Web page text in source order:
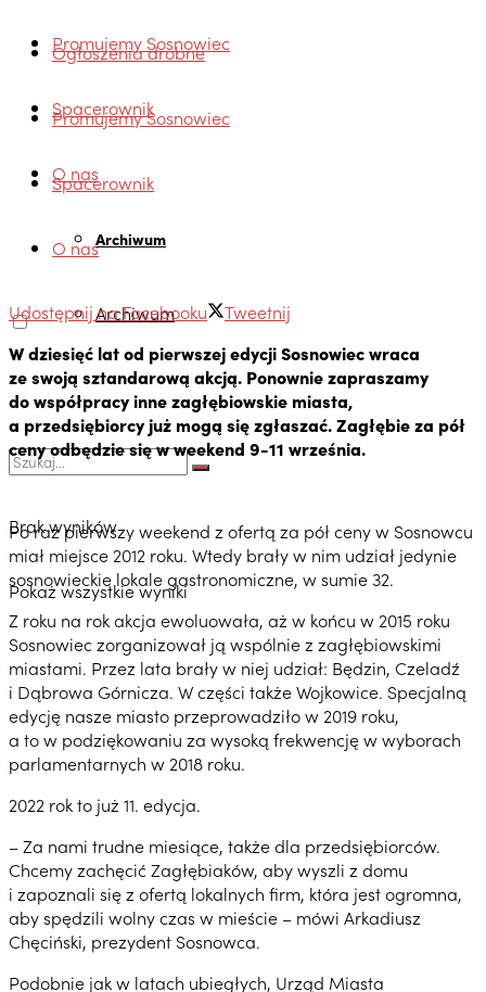
Promujemy Sosnowiec
Spacerownik
O nas
Archiwum
Ogłoszenia drobne
Promujemy Sosnowiec
Spacerownik
O nas
Archiwum
Brak wyników
Pokaż wszystkie wyniki
Udostępnij na Facebooku
Tweetnij
W dziesięć lat od pierwszej edycji Sosnowiec wraca
ze swoją sztandarową akcją. Ponownie zapraszamy
do współpracy inne zagłębiowskie miasta,
a przedsiębiorcy już mogą się zgłaszać. Zagłębie za pół
ceny odbędzie się w weekend 9-11 września.
Po raz pierwszy weekend z ofertą za pół ceny w Sosnowcu
miał miejsce 2012 roku. Wtedy brały w nim udział jedynie
sosnowieckie lokale gastronomiczne, w sumie 32.
Z roku na rok akcja ewoluowała, aż w końcu w 2015 roku
Sosnowiec zorganizował ją wspólnie z zagłębiowskimi
miastami. Przez lata brały w niej udział: Będzin, Czeladź
i Dąbrowa Górnicza. W części także Wojkowice. Specjalną
edycję nasze miasto przeprowadziło w 2019 roku,
a to w podziękowaniu za wysoką frekwencję w wyborach
parlamentarnych w 2018 roku.
2022 rok to już 11. edycja.
– Za nami trudne miesiące, także dla przedsiębiorców.
Chcemy zachęcić Zagłębiaków, aby wyszli z domu
i zapoznali się z ofertą lokalnych firm, która jest ogromna,
aby spędzili wolny czas w mieście – mówi Arkadiusz
Chęciński, prezydent Sosnowca.
Podobnie jak w latach ubiegłych, Urząd Miasta